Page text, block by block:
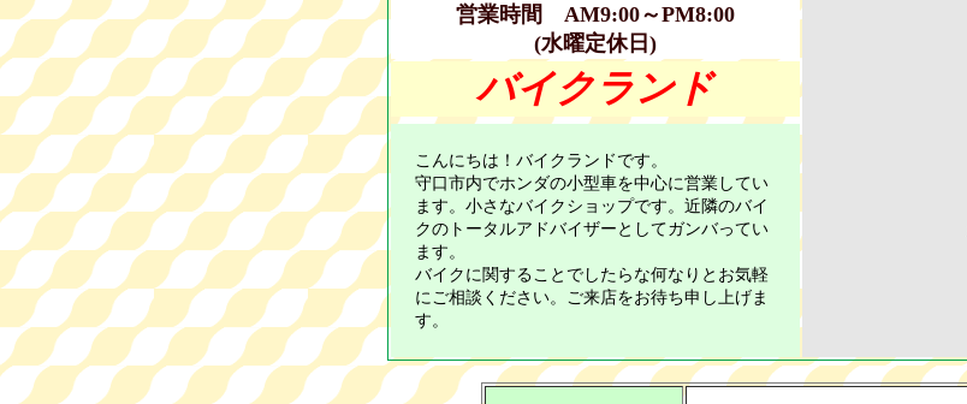
営業時間 AM9:00～PM8:00
(水曜定休日)
バイクランド
こんにちは！バイクランドです。
守口市内でホンダの小型車を中心に営業してい
ます。小さなバイクショップです。近隣のバイ
クのトータルアドバイザーとしてガンバってい
ます。
バイクに関することでしたらな何なりとお気軽
にご相談ください。ご来店をお待ち申し上げま
す。